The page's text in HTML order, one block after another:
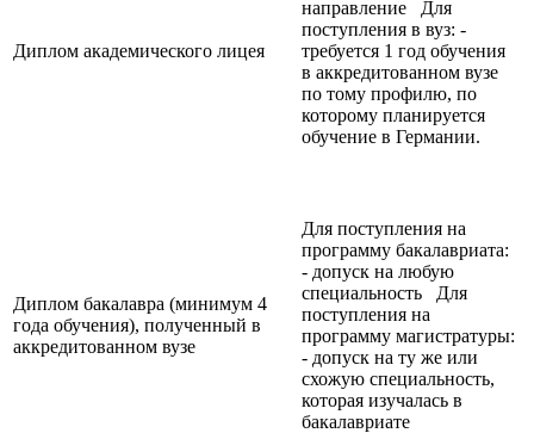
Диплом академического лицея
направление Для
поступления в вуз: -
требуется 1 год обучения
в аккредитованном вузе
по тому профилю, по
которому планируется
обучение в Германии.
Диплом бакалавра (минимум 4
года обучения), полученный в
аккредитованном вузе
Для поступления на
программу бакалавриата:
- допуск на любую
специальность Для
поступления на
программу магистратуры:
- допуск на ту же или
схожую специальность,
которая изучалась в
бакалавриате